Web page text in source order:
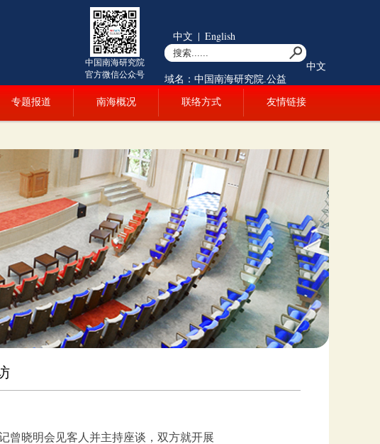
中国南海研究院
官方微信公众号
中文 | English
中文
域名：中国南海研究院.公益
专题报道 南海概况 联络方式 友情链接
曾晓明会见客人并主持座谈，双方就开展